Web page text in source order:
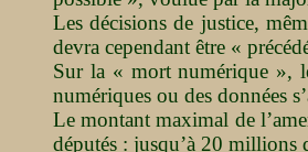
Les décisions de justice,
devra cependant être «
Sur la « mort numérique »,
numériques ou des données
Le montant maximal de
députés : jusqu’à 20 millions